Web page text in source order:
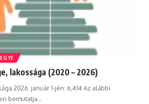
lakossága (2020 – 2026)
2026. január 1-jén: 6,414 Az alábbi
bemutatja…